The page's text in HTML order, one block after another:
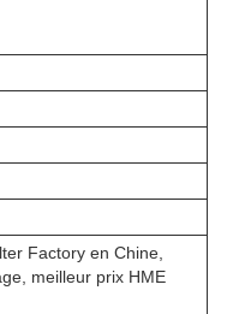
Factory en Chine,
meilleur prix HME